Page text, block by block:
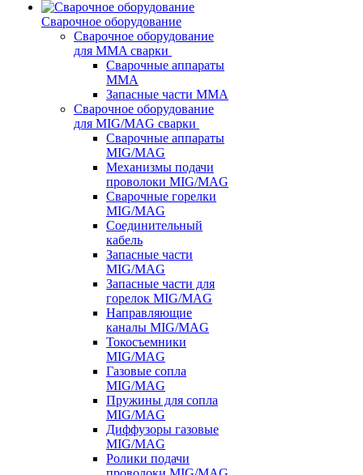
Сварочное оборудование
Сварочное оборудование
для MMA сварки
Сварочные аппараты
MMA
Запасные части MMA
Сварочное оборудование
для MIG/MAG сварки
Сварочные аппараты
MIG/MAG
Механизмы подачи
проволоки MIG/MAG
Сварочные горелки
MIG/MAG
Соединительный
кабель
Запасные части
MIG/MAG
Запасные части для
горелок MIG/MAG
Направляющие
каналы MIG/MAG
Токосъемники
MIG/MAG
Газовые сопла
MIG/MAG
Пружины для сопла
MIG/MAG
Диффузоры газовые
MIG/MAG
Ролики подачи